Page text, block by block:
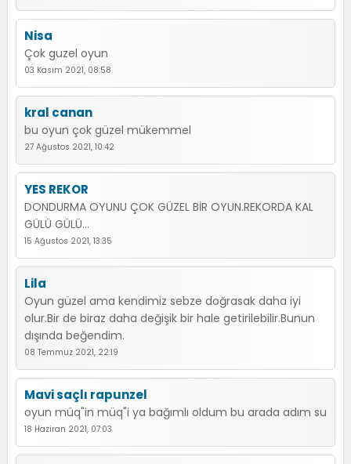
Nisa
Çok guzel oyun
03 Kasım 2021, 08:58
kral canan
bu oyun çok güzel mükemmel
27 Ağustos 2021, 10:42
YES REKOR
DONDURMA OYUNU ÇOK GÜZEL BİR OYUN.REKORDA KAL
GÜLÜ GÜLÜ...
15 Ağustos 2021, 13:35
Lila
Oyun güzel ama kendimiz sebze doğrasak daha iyi
olur.Bir de biraz daha değişik bir hale getirilebilir.Bunun
dışında beğendim.
08 Temmuz 2021, 22:19
Mavi saçlı rapunzel
oyun müq"in müq"i ya bağımlı oldum bu arada adım su
18 Haziran 2021, 07:03